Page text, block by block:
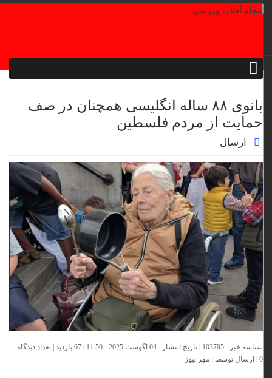
بانوی ۸۸ ساله انگلیسی همچنان در صف
حمایت از مردم فلسطین
ارسال
شناسه خبر : 103795 | تاریخ انتشار : 04 آگوست 2025 - 11:50 | 67 بازدید | تعداد دیدگاه :
| ارسال توسط :مهر نیوز